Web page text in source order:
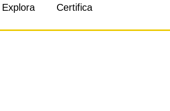
Explora Certifica